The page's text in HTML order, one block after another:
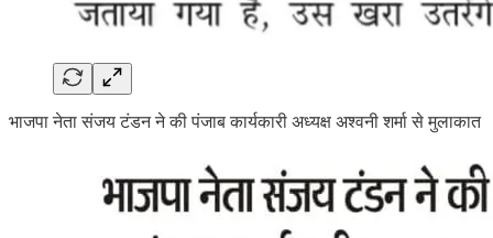
भाजपा नेता संजय टंडन ने की पंजाब कार्यकारी अध्यक्ष अश्वनी शर्मा से मुलाकात